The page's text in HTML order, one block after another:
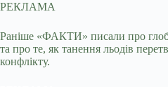
РЕКЛАМА
Раніше «ФАКТИ» писали про
та про те, як танення льодів
конфлікту.